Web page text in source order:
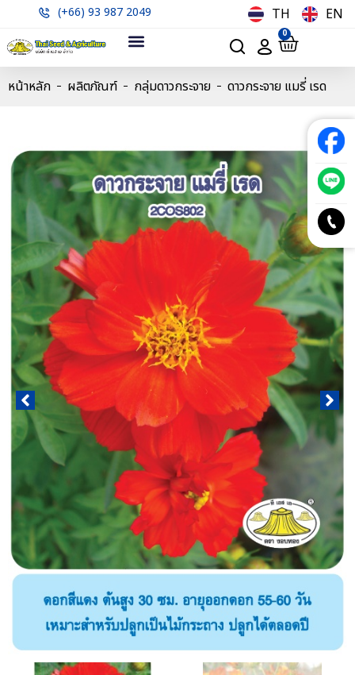
(+66) 93 987 2049 TH EN
0
หน้าหลัก ผลิตภัณฑ์ กลุ่มดาวกระจาย ดาวกระจาย แมรี่ เรด